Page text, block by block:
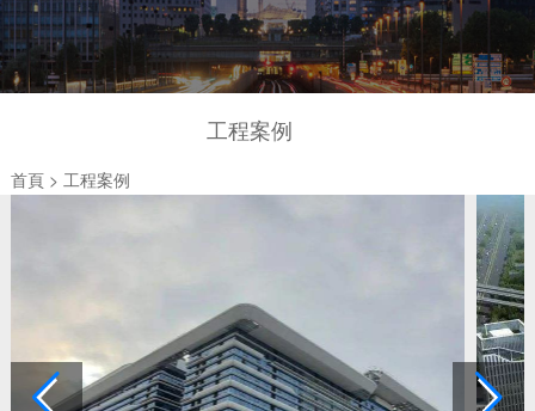
工程案例
首頁> 工程案例